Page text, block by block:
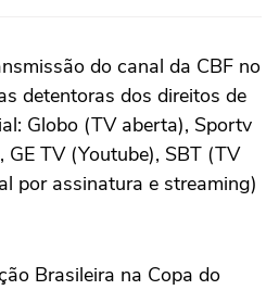
do canal da CBF no
detentoras dos direitos de
Globo (TV aberta), Sportv
TV (Youtube), SBT (TV
por assinatura e streaming)
Brasileira na Copa do